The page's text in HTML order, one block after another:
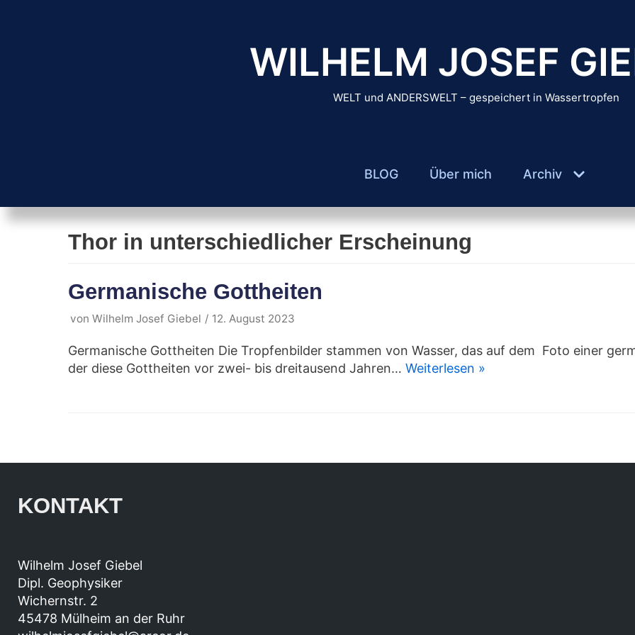
WILHELM JOSEF
WELT und ANDERSWELT – gespeichert in Wassertropfen
BLOG Über mich Archiv
Thor in unterschiedlicher Erscheinung
Germanische Gottheiten
von Wilhelm Josef Giebel 12. August 2023
Germanische Gottheiten Die Tropfenbilder stammen von Wasser, das auf dem Foto einer
der diese Gottheiten vor zwei- bis dreitausend Jahren… Weiterlesen »
KONTAKT
Wilhelm Josef Giebel
Dipl. Geophysiker
Wichernstr. 2
45478 Mülheim an der Ruhr